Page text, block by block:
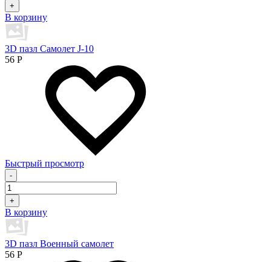
+
В корзину
3D пазл Самолет J-10
56 Р
Быстрый просмотр
-
+
В корзину
3D пазл Военный самолет
56 Р